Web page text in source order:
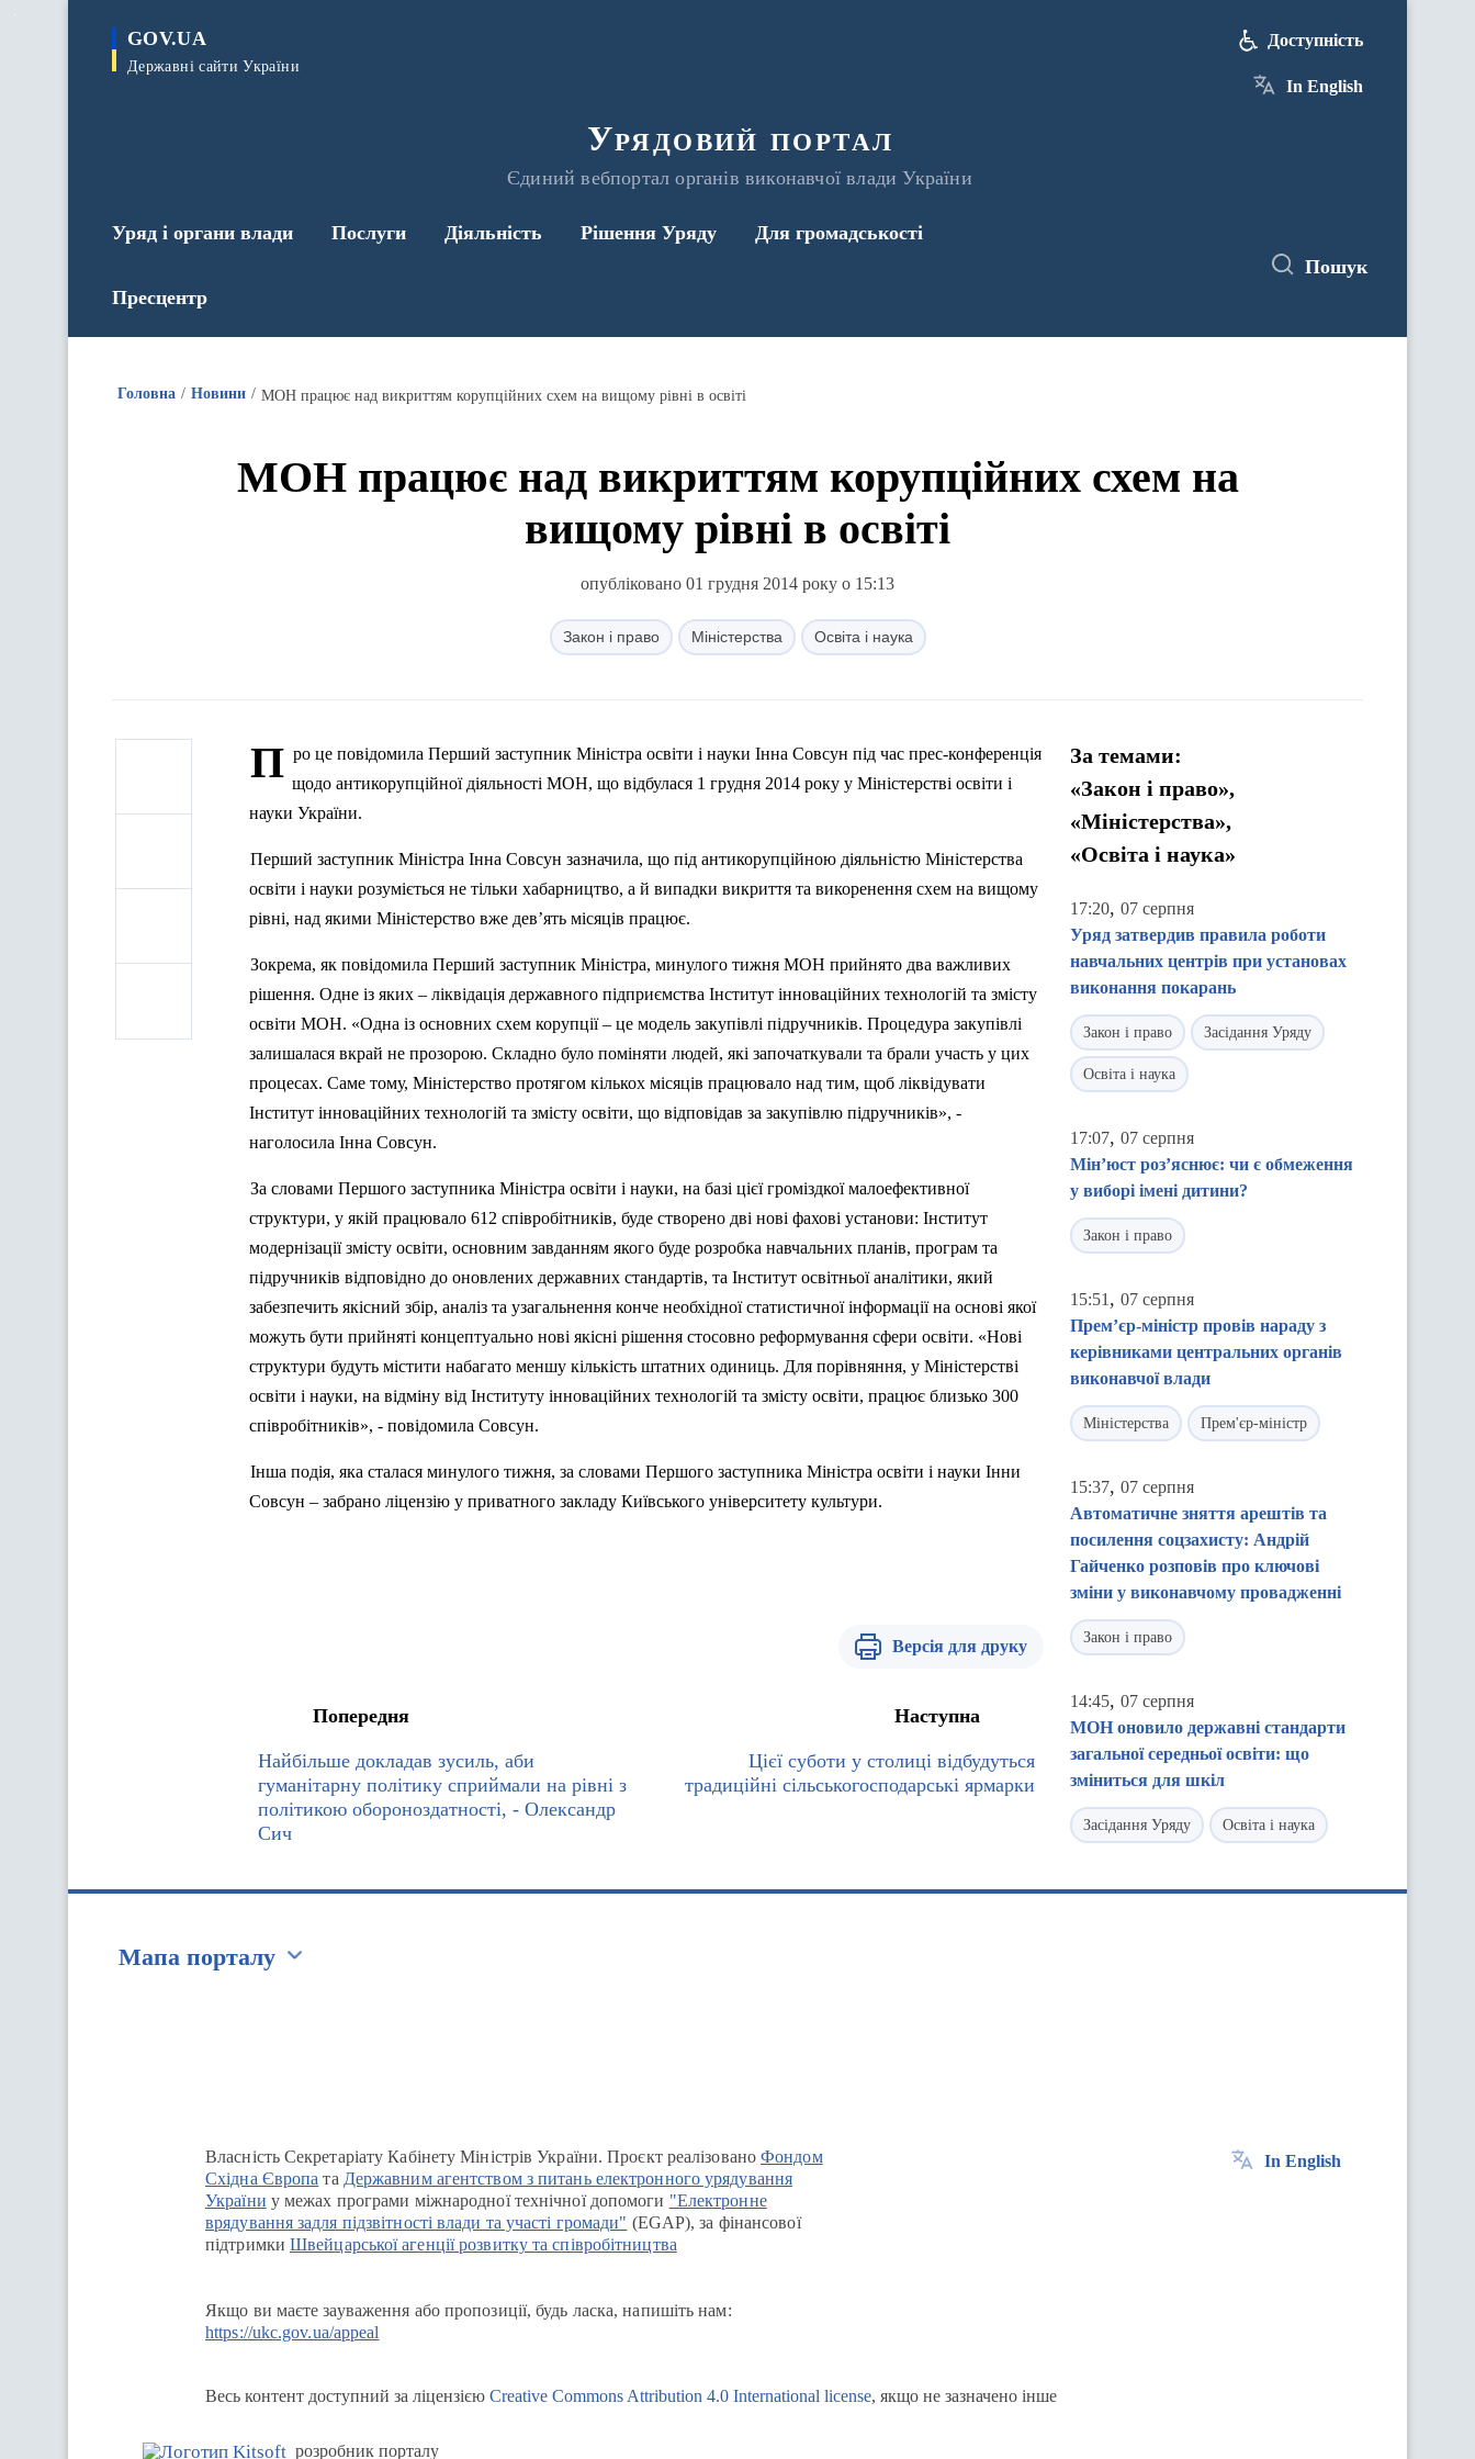
GOV.UA
Державні сайти України
Урядовий портал
Єдиний вебпортал органів виконавчої влади України
Доступність
In English
Уряд і органи влади Послуги Діяльність Рішення Уряду Для громадськості
Пресцентр
Пошук
Головна Новини МОН працює над викриттям корупційних схем на вищому рівні в освіті
МОН працює над викриттям корупційних схем на
вищому рівні в освіті
опубліковано 01 грудня 2014 року о 15:13
Закон і право Міністерства Освіта і наука
П ро це повідомила Перший заступник Міністра освіти і науки Інна Совсун під час прес-конференція
щодо антикорупційної діяльності МОН, що відбулася 1 грудня 2014 року у Міністерстві освіти і
науки України.
Перший заступник Міністра Інна Совсун зазначила, що під антикорупційною діяльністю Міністерства
освіти і науки розуміється не тільки хабарництво, а й випадки викриття та викоренення схем на вищому
рівні, над якими Міністерство вже дев’ять місяців працює.
Зокрема, як повідомила Перший заступник Міністра, минулого тижня МОН прийнято два важливих
рішення. Одне із яких – ліквідація державного підприємства Інститут інноваційних технологій та змісту
освіти МОН. «Одна із основних схем корупції – це модель закупівлі підручників. Процедура закупівлі
залишалася вкрай не прозорою. Складно було поміняти людей, які започаткували та брали участь у цих
процесах. Саме тому, Міністерство протягом кількох місяців працювало над тим, щоб ліквідувати
Інститут інноваційних технологій та змісту освіти, що відповідав за закупівлю підручників», -
наголосила Інна Совсун.
За словами Першого заступника Міністра освіти і науки, на базі цієї громіздкої малоефективної
структури, у якій працювало 612 співробітників, буде створено дві нові фахові установи: Інститут
модернізації змісту освіти, основним завданням якого буде розробка навчальних планів, програм та
підручників відповідно до оновлених державних стандартів, та Інститут освітньої аналітики, який
забезпечить якісний збір, аналіз та узагальнення конче необхідної статистичної інформації на основі якої
можуть бути прийняті концептуально нові якісні рішення стосовно реформування сфери освіти. «Нові
структури будуть містити набагато меншу кількість штатних одиниць. Для порівняння, у Міністерстві
освіти і науки, на відміну від Інституту інноваційних технологій та змісту освіти, працює близько 300
співробітників», - повідомила Совсун.
Інша подія, яка сталася минулого тижня, за словами Першого заступника Міністра освіти і науки Інни
Совсун – забрано ліцензію у приватного закладу Київського університету культури.
Версія для друку
Попередня
Найбільше докладав зусиль, аби
гуманітарну політику сприймали на рівні з
політикою обороноздатності, - Олександр
Сич
Наступна
Цієї суботи у столиці відбудуться
традиційні сільськогосподарські ярмарки
За темами:
«Закон і право»,
«Міністерства»,
«Освіта і наука»
17:20, 07 серпня
Уряд затвердив правила роботи
навчальних центрів при установах
виконання покарань
Закон і право Засідання Уряду
Освіта і наука
17:07, 07 серпня
Мін’юст роз’яснює: чи є обмеження
у виборі імені дитини?
Закон і право
15:51 , 07 серпня
Прем’єр-міністр провів нараду з
керівниками центральних органів
виконавчої влади
Міністерства Прем'єр-міністр
15:37, 07 серпня
Автоматичне зняття арештів та
посилення соцзахисту: Андрій
Гайченко розповів про ключові
зміни у виконавчому провадженні
Закон і право
14:45, 07 серпня
МОН оновило державні стандарти
загальної середньої освіти: що
зміниться для шкіл
Засідання Уряду Освіта і наука
Мапа порталу
Власність Секретаріату Кабінету Міністрів України. Проєкт реалізованоФондом
Східна Європа та Державним агентством з питань електронного урядування
України у межах програми міжнародної технічної допомоги "Електронне
врядування задля підзвітності влади та участі громади" (EGAP), за фінансової
підтримки Швейцарської агенції розвитку та співробітництва
Якщо ви маєте зауваження або пропозиції, будь ласка, напишіть нам:
https://ukc.gov.ua/appeal
In English
Весь контент доступний за ліцензією Creative Commons Attribution 4.0 International license, якщо не зазначено інше
розробник порталу